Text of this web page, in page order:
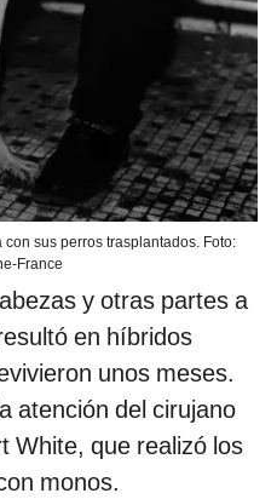
sus perros trasplantados. Foto:
France
y otras partes a
en híbridos
unos meses.
atención del cirujano
White, que realizó los
monos.